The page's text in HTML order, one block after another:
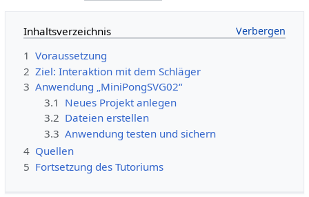
Inhaltsverzeichnis
1 Voraussetzung
2 Ziel: Interaktion mit dem Schläger
3 Anwendung „MiniPongSVG02“
3.1 Neues Projekt anlegen
3.2 Dateien erstellen
3.3 Anwendung testen und sichern
4 Quellen
5 Fortsetzung des Tutoriums